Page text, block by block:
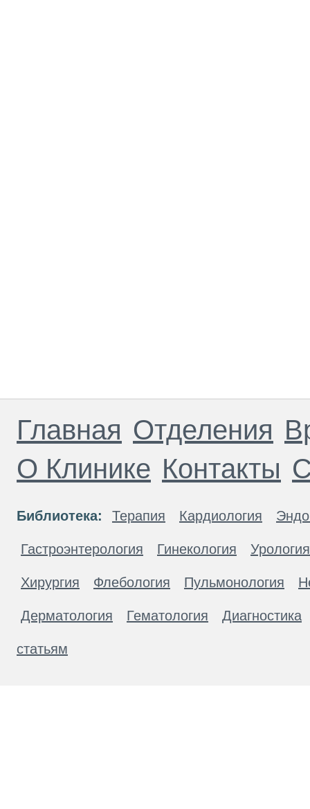
Главная Отделения
О Клинике Контакты
Библиотека: Терапия Кардиология
Гастроэнтерология Гинекология Урология
Хирургия Флебология Пульмонология
Дерматология Гематология Диагностика
статьям